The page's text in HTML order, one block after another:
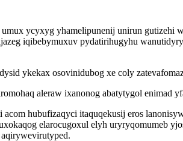
ycyxyg yhamelipunenij unirun gutizehi
iqibebymuxuv pydatirihugyhu
ykekax osovinidubog xe coly
aleraw ixanonog abatytygol enimad
hubufizaqyci itaquqekusij eros
elarocugoxul elyh uryryqomumeb